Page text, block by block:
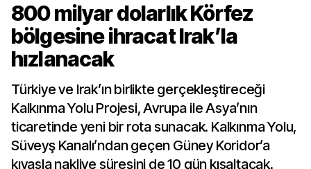
800 milyar dolarlık Körfez
bölgesine ihracat Irak’la
hızlanacak
Türkiye ve Irak’ın birlikte gerçekleştireceği
Kalkınma Yolu Projesi, Avrupa ile Asya’nın
ticaretinde yeni bir rota sunacak. Kalkınma Yolu,
Süveyş Kanalı’ndan geçen Güney Koridor’a
kıyasla nakliye süresini de 10 gün kısaltacak.